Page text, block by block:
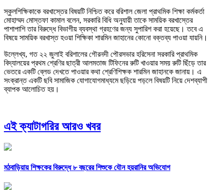
স্কুলশিক্ষিকাকে বরখাস্তের বিষয়টি নিশ্চিত করে বরিশাল জেলা প্রাথমিক শিক্ষা কর্মকর্তা
মোহাম্মদ মোস্তফা কামাল বলেন, সরকারি বিধি অনুযায়ী তাকে সাময়িক বরখাস্তের
পাশাপাশি তার বিরুদ্ধে বিভাগীয় ব্যবস্থা গ্রহণের জন্য সুপারিশ করা হয়েছে। তবে এ
বিষয়ে সাময়িক বরখাস্ত হওয়া শিক্ষিকা শারমিন জাহানের কোনো বক্তব্য পাওয়া যায়নি।
উল্লেখ্য, গত ২২ জুলাই বরিশালের গৌরনদী পৌরসভার হরিসেনা সরকারি প্রাথমিক
বিদ্যালয়ের প্রথম শ্রেণির ছাত্রী আলমতাজ টিফিনের রুটি খাওয়ার সময় রুটি ছিঁড়ে তার
ভেতরে একটি ব্লেড দেখতে পাওয়ার কথা শ্রেণিশিক্ষক শারমিন জাহানকে জানায়। এ
সংক্রান্ত একটি ছবি সামাজিক যোগাযোগমাধ্যমে ছড়িয়ে পড়লে বিষয়টি নিয়ে দেশব্যাপী
ব্যাপক আলোচিত হয়।
এই ক্যাটাগরির আরও খবর
মঠবাড়িয়ায় শিক্ষকের বিরুদ্ধে ৮ বছরের শিশুকে যৌন হয়রানির অভিযোগ